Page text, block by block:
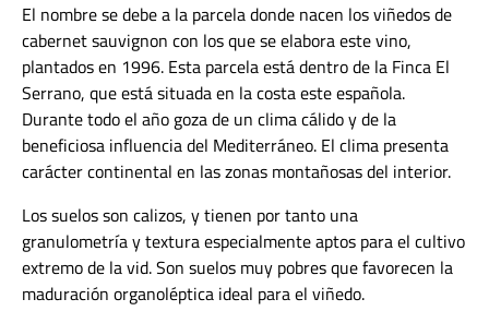
El nombre se debe a la parcela donde nacen los viñedos de
cabernet sauvignon con los que se elabora este vino,
plantados en 1996. Esta parcela está dentro de la Finca El
Serrano, que está situada en la costa este española.
Durante todo el año goza de un clima cálido y de la
beneficiosa influencia del Mediterráneo. El clima presenta
carácter continental en las zonas montañosas del interior.
Los suelos son calizos, y tienen por tanto una
granulometría y textura especialmente aptos para el cultivo
extremo de la vid. Son suelos muy pobres que favorecen la
maduración organoléptica ideal para el viñedo.